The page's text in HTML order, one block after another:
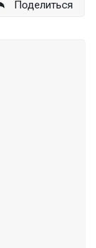
Поделиться